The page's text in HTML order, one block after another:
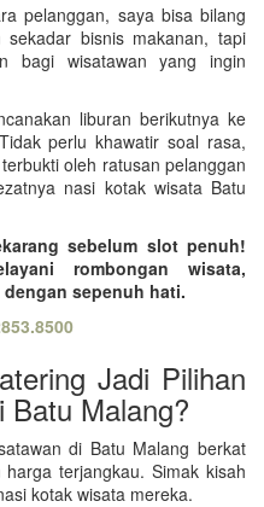
pelanggan, saya bisa bilang
bisnis makanan, tapi
bagi wisatawan yang ingin
liburan berikutnya ke
perlu khawatir soal rasa,
oleh ratusan pelanggan
nasi kotak wisata Batu
sebelum slot penuh!
rombongan wisata,
sepenuh hati.
Jadi Pilihan
Batu Malang?
di Batu Malang berkat
terjangkau. Simak kisah
kotak wisata mereka.